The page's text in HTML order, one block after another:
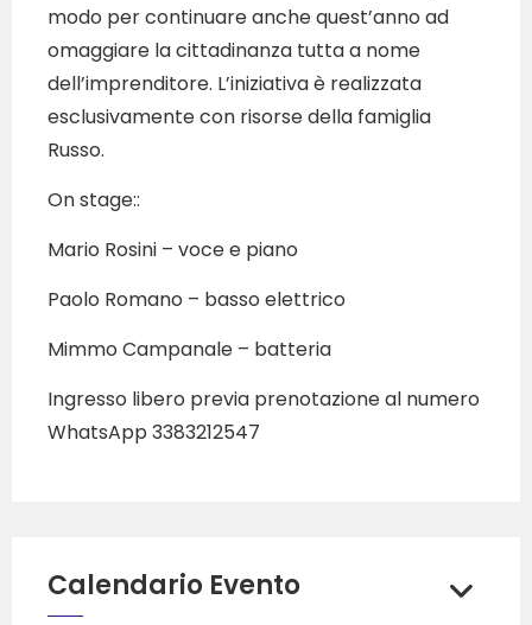
modo per continuare anche quest’anno ad
omaggiare la cittadinanza tutta a nome
dell’imprenditore. L’iniziativa è realizzata
esclusivamente con risorse della famiglia
Russo.
On stage::
Mario Rosini – voce e piano
Paolo Romano – basso elettrico
Mimmo Campanale – batteria
Ingresso libero previa prenotazione al numero
WhatsApp 3383212547
Calendario Evento